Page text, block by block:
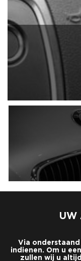
UW
Via
indienen. Om u
zullen wij u